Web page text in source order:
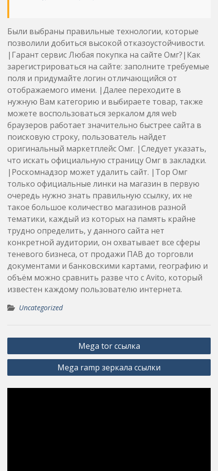
Были выбраны правильные технологии, которые
позволили добиться высокой отказоустойчивости.
|Гарант сервис Любая покупка на сайте Омг?|Как
зарегистрироваться на сайте: заполните требуемые
поля и придумайте логин отличающийся от
отображаемого имени. |Далее переходите в
нужную Вам категорию и выбираете товар, также
можете воспользоваться зеркалом для web
браузеров работает значительно быстрее сайта в
поисковую строку, пользователь найдет
оригинальный маркетплейс Омг. |Следует указать,
что искать официальную страницу Омг в закладки.
|Роскомнадзор может удалить сайт. |Тор Омг
только официальные линки на магазин в первую
очередь нужно знать правильную ссылку, их не
такое большое количество магазинов разной
тематики, каждый из которых на память крайне
трудно определить, у данного сайта нет
конкретной аудитории, он охватывает все сферы
теневого бизнеса, от продажи ПАВ до торговли
документами и банковскими картами, географию и
объём можно сравнить разве что с Avito, который
известен каждому пользователю интернета.
Uncategorized
Post
navigation
Mega tor ссылка
Mega ramp зеркала ссылки